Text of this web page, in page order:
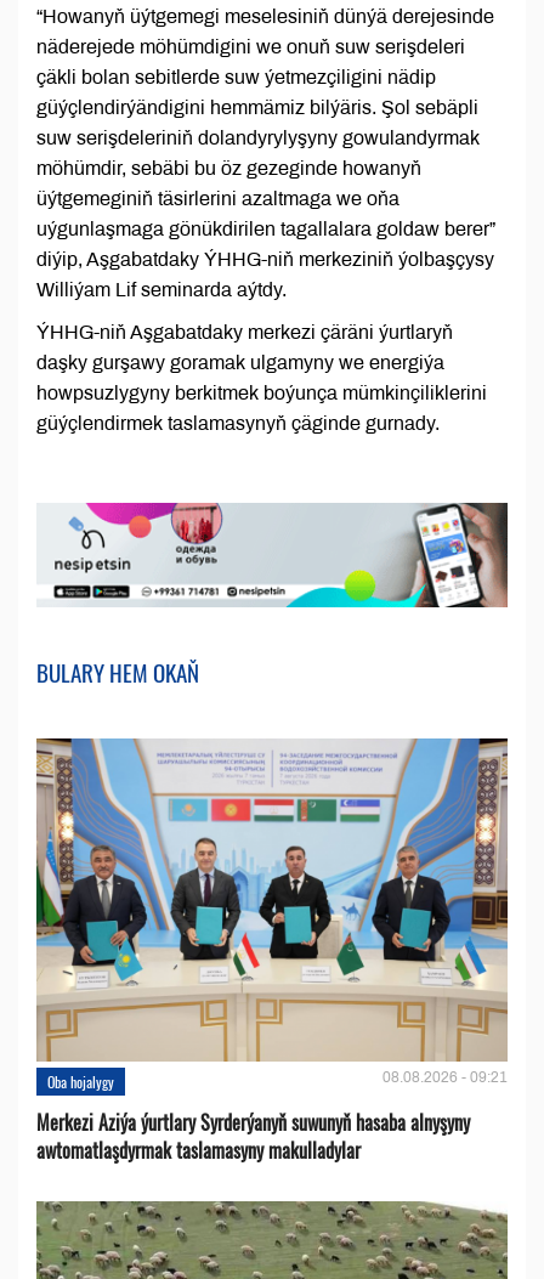
“Howanyň üýtgemegi meselesiniň dünýä derejesinde
näderejede möhümdigini we onuň suw serişdeleri
çäkli bolan sebitlerde suw ýetmezçiligini nädip
güýçlendirýändigini hemmämiz bilýäris. Şol sebäpli
suw serişdeleriniň dolandyrylyşyny gowulandyrmak
möhümdir, sebäbi bu öz gezeginde howanyň
üýtgemeginiň täsirlerini azaltmaga we oňa
uýgunlaşmaga gönükdirilen tagallalara goldaw berer”
diýip, Aşgabatdaky ÝHHG-niň merkeziniň ýolbaşçysy
Williýam Lif seminarda aýtdy.
ÝHHG-niň Aşgabatdaky merkezi çäräni ýurtlaryň
daşky gurşawy goramak ulgamyny we energiýa
howpsuzlygyny berkitmek boýunça mümkinçiliklerini
güýçlendirmek taslamasynyň çäginde gurnady.
BULARY HEM OKAŇ
Oba hojalygy 08.08.2026 - 09:21
Merkezi Aziýa ýurtlary Syrderýanyň suwunyň hasaba alnyşyny
awtomatlaşdyrmak taslamasyny makulladylar